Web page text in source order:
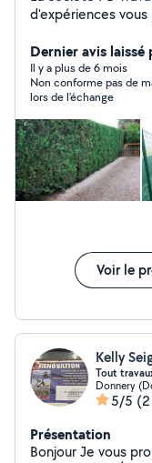
d'expériences vous
aménagement extérieurs -
création Clôture forestière -Curage de
d'étangs ou de marre -Pose de bonde
Renforcement de
-Évacuations déchets -Évacuations végétaux
Dernier avis laissé
Il y a plus de 6 mois
Non conforme pas de
lors de l’échange
Voir le
Kelly
Tout
Donnery
5/5
Présentation
Bonjour Je vous propose mes services pour l'entretien